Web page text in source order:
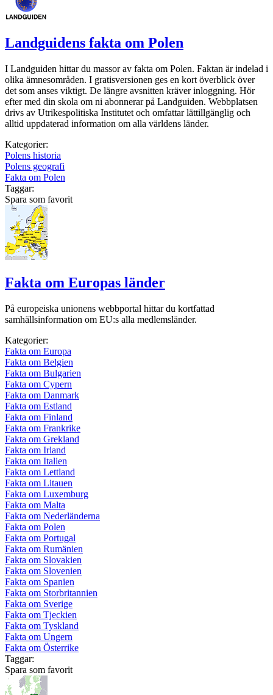
Landguidens fakta om Polen
I Landguiden hittar du massor av fakta om Polen. Faktan är indelad i
olika ämnesområden. I gratisversionen ges en kort överblick över
det som anses viktigt. De längre avsnitten kräver inloggning. Hör
efter med din skola om ni abonnerar på Landguiden. Webbplatsen
drivs av Utrikespolitiska Institutet och omfattar lättillgänglig och
alltid uppdaterad information om alla världens länder.
Kategorier:
Polens historia
Polens geografi
Fakta om Polen
Taggar:
Spara som favorit
Fakta om Europas länder
På europeiska unionens webbportal hittar du kortfattad
samhällsinformation om EU:s alla medlemsländer.
Kategorier:
Fakta om Europa
Fakta om Belgien
Fakta om Bulgarien
Fakta om Cypern
Fakta om Danmark
Fakta om Estland
Fakta om Finland
Fakta om Frankrike
Fakta om Grekland
Fakta om Irland
Fakta om Italien
Fakta om Lettland
Fakta om Litauen
Fakta om Luxemburg
Fakta om Malta
Fakta om Nederländerna
Fakta om Polen
Fakta om Portugal
Fakta om Rumänien
Fakta om Slovakien
Fakta om Slovenien
Fakta om Spanien
Fakta om Storbritannien
Fakta om Sverige
Fakta om Tjeckien
Fakta om Tyskland
Fakta om Ungern
Fakta om Österrike
Taggar:
Spara som favorit